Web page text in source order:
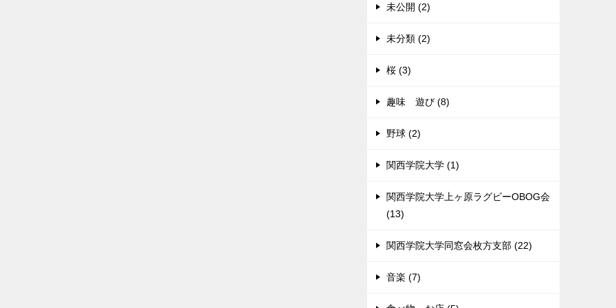
未公開 (2)
未分類 (2)
桜 (3)
趣味 遊び (8)
野球 (2)
関西学院大学 (1)
関西学院大学上ヶ原ラグビーOBOG会
(13)
関西学院大学同窓会枚方支部 (22)
音楽 (7)